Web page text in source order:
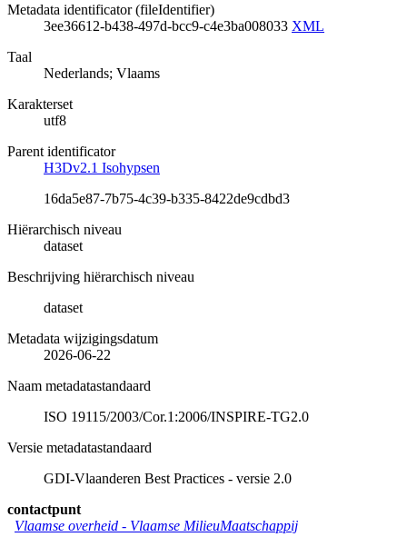
Metadata identificator (fileIdentifier)
3ee36612-b438-497d-bcc9-c4e3ba008033 XML
Taal
Nederlands; Vlaams
Karakterset
utf8
Parent identificator
H3Dv2.1 Isohypsen
16da5e87-7b75-4c39-b335-8422de9cdbd3
Hiërarchisch niveau
dataset
Beschrijving hiërarchisch niveau
dataset
Metadata wijzigingsdatum
2026-06-22
Naam metadatastandaard
ISO 19115/2003/Cor.1:2006/INSPIRE-TG2.0
Versie metadatastandaard
GDI-Vlaanderen Best Practices - versie 2.0
contactpunt
Vlaamse overheid - Vlaamse MilieuMaatschappij